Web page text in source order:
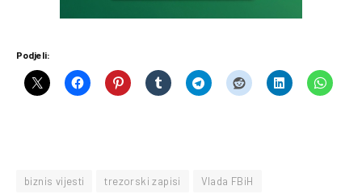
Podjeli:
biznis vijesti trezorski zapisi Vlada FBiH